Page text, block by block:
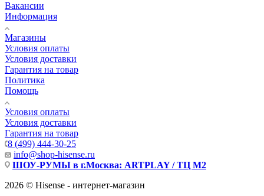
Вакансии
Информация
Магазины
Условия оплаты
Условия доставки
Гарантия на товар
Политика
Помощь
Условия оплаты
Условия доставки
Гарантия на товар
8 (499) 444-30-25
info@shop-hisense.ru
ШОУ-РУМЫ в г.Москва: ARTPLAY / ТЦ М2
2026 © Hisense - интернет-магазин